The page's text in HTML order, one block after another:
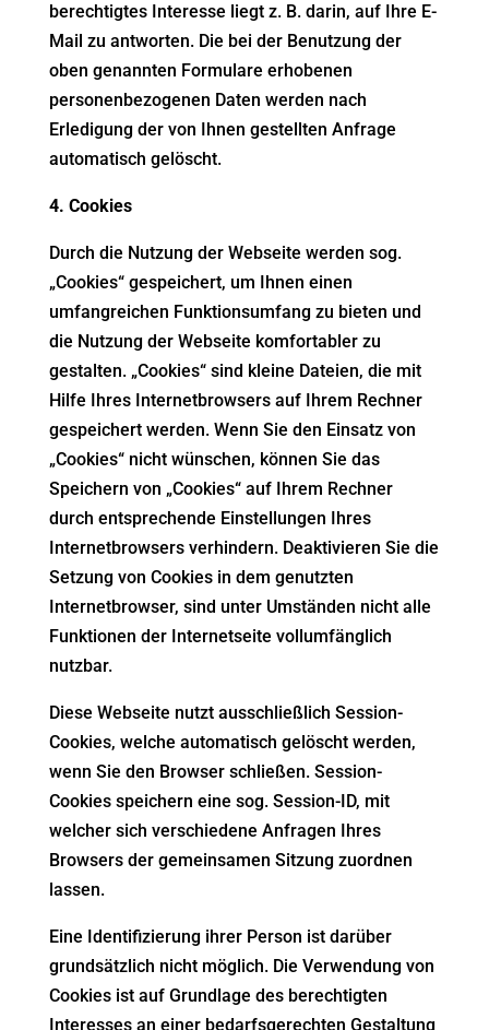
berechtigtes Interesse liegt z. B. darin, auf Ihre E-
Mail zu antworten. Die bei der Benutzung der
oben genannten Formulare erhobenen
personenbezogenen Daten werden nach
Erledigung der von Ihnen gestellten Anfrage
automatisch gelöscht.
4. Cookies
Durch die Nutzung der Webseite werden sog.
„Cookies“ gespeichert, um Ihnen einen
umfangreichen Funktionsumfang zu bieten und
die Nutzung der Webseite komfortabler zu
gestalten. „Cookies“ sind kleine Dateien, die mit
Hilfe Ihres Internetbrowsers auf Ihrem Rechner
gespeichert werden. Wenn Sie den Einsatz von
„Cookies“ nicht wünschen, können Sie das
Speichern von „Cookies“ auf Ihrem Rechner
durch entsprechende Einstellungen Ihres
Internetbrowsers verhindern. Deaktivieren Sie die
Setzung von Cookies in dem genutzten
Internetbrowser, sind unter Umständen nicht alle
Funktionen der Internetseite vollumfänglich
nutzbar.
Diese Webseite nutzt ausschließlich Session-
Cookies, welche automatisch gelöscht werden,
wenn Sie den Browser schließen. Session-
Cookies speichern eine sog. Session-ID, mit
welcher sich verschiedene Anfragen Ihres
Browsers der gemeinsamen Sitzung zuordnen
lassen.
Eine Identifizierung ihrer Person ist darüber
grundsätzlich nicht möglich. Die Verwendung von
Cookies ist auf Grundlage des berechtigten
Interesses an einer bedarfsgerechten Gestaltung